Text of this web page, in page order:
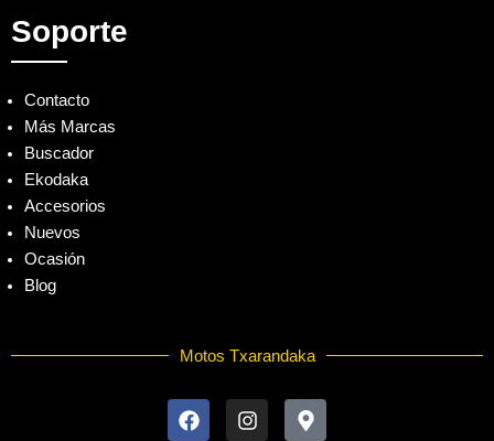
Soporte
Contacto
Más Marcas
Buscador
Ekodaka
Accesorios
Nuevos
Ocasión
Blog
Motos Txarandaka
a
c
n
s
a
p